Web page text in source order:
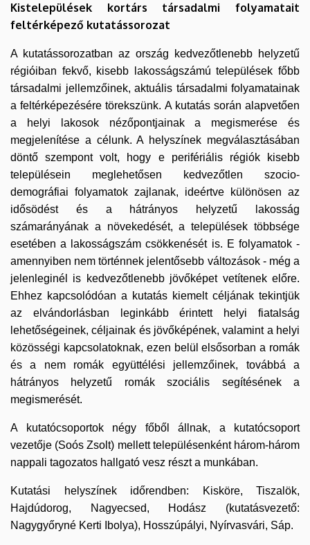
Kistelepülések kortárs társadalmi folyamatait
feltérképező kutatássorozat
A kutatássorozatban az ország kedvezőtlenebb helyzetű
régióiban fekvő, kisebb lakosságszámú települések főbb
társadalmi jellemzőinek, aktuális társadalmi folyamatainak
a feltérképezésére törekszünk. A kutatás során alapvetően
a helyi lakosok nézőpontjainak a megismerése és
megjelenítése a célunk. A helyszínek megválasztásában
döntő szempont volt, hogy e perifériális régiók kisebb
településein meglehetősen kedvezőtlen szocio-
demográfiai folyamatok zajlanak, ideértve különösen az
idősödést és a hátrányos helyzetű lakosság
számarányának a növekedését, a települések többsége
esetében a lakosságszám csökkenését is. E folyamatok -
amennyiben nem történnek jelentősebb változások - még a
jelenleginél is kedvezőtlenebb jövőképet vetítenek előre.
Ehhez kapcsolódóan a kutatás kiemelt céljának tekintjük
az elvándorlásban leginkább érintett helyi fiatalság
lehetőségeinek, céljainak és jövőképének, valamint a helyi
közösségi kapcsolatoknak, ezen belül elsősorban a romák
és a nem romák együttélési jellemzőinek, továbbá a
hátrányos helyzetű romák szociális segítésének a
megismerését.
A kutatócsoportok négy főből állnak, a kutatócsoport
vezetője (Soós Zsolt) mellett településenként három-három
nappali tagozatos hallgató vesz részt a munkában.
Kutatási helyszínek időrendben: Kisköre, Tiszalök,
Hajdúdorog, Nagyecsed, Hodász (kutatásvezető:
Nagygyőryné Kerti Ibolya), Hosszúpályi, Nyírvasvári, Sáp.